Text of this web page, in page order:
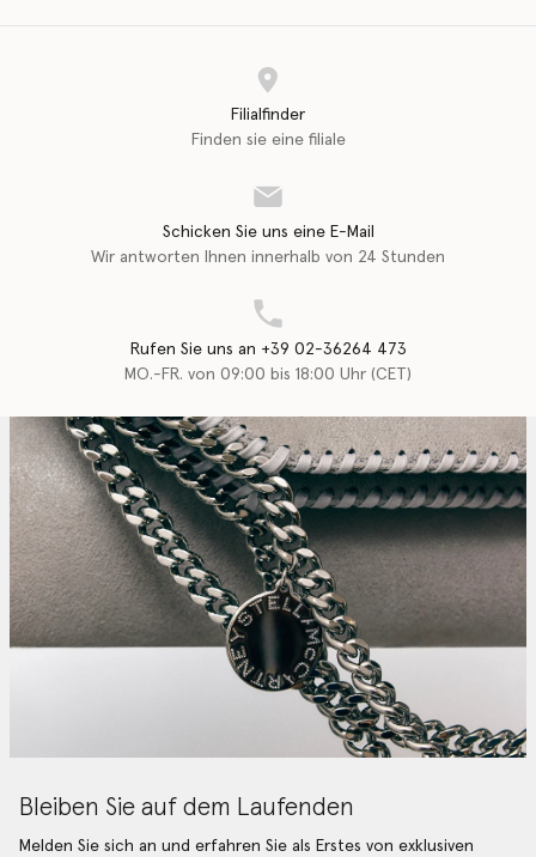
Filialfinder
Finden sie eine filiale
Schicken Sie uns eine E-Mail
Wir antworten Ihnen innerhalb von 24 Stunden
Rufen Sie uns an +39 02-36264 473
MO.-FR. von 09:00 bis 18:00 Uhr (CET)
Bleiben Sie auf dem Laufenden
Melden Sie sich an und erfahren Sie als Erstes von exklusiven